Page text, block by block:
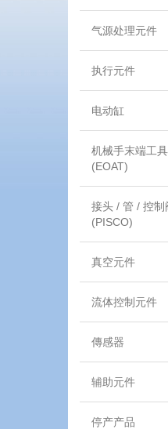
气源处理元件
执行元件
电动缸
机械手末端工具
(EOAT)
接头 / 管 / 控制
(PISCO)
真空元件
流体控制元件
傳感器
辅助元件
停产产品